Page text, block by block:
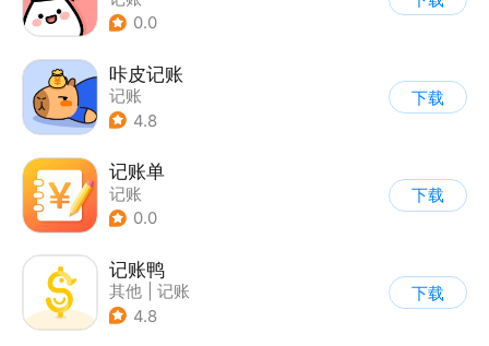
0.0
咔皮记账
记账
4.8
下载
记账单
记账
0.0
下载
记账鸭
其他
记账
4.8
下载